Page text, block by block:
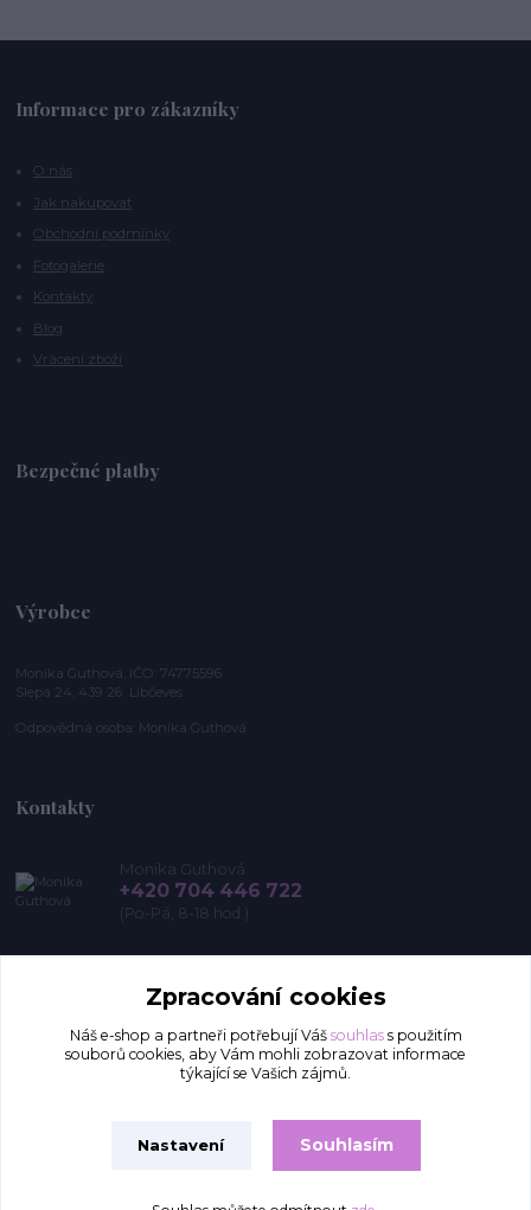
Informace pro zákazníky
O nás
Jak nakupovat
Obchodní podmínky
Fotogalerie
Kontakty
Blog
Vrácení zboží
Bezpečné platby
Výrobce
Monika Guthová, IČO: 74775596
Slepá 24, 439 26 Libčeves
Odpovědná osoba: Monika Guthová
Kontakty
Monika Guthová
+420 704 446 722
(Po-Pá, 8-18 hod.)
Upravit sběr cookies.
Zpracování cookies
Náš e-shop a partneři potřebují Váš souhlass použitím
souborů cookies, aby Vám mohli zobrazovat informace
týkající se Vašich zájmů.
Nastavení Souhlasím